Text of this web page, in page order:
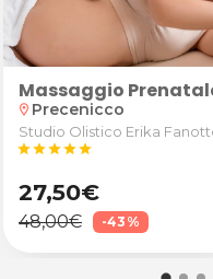
Massaggio
location_on Precenicco
Studio Olistico Erika
starstarstarstarstar
27,50€
48,00€ -43%